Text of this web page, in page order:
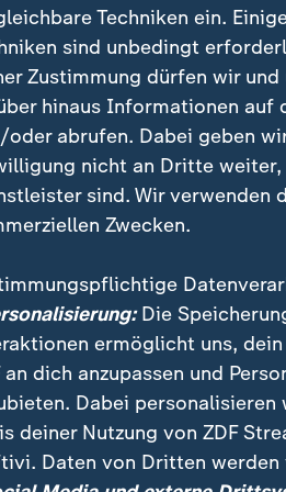
in Giengen
der größte Steiff-Teddy
170 Metern Stoff.
Techniken ein.
sind unbedingt
Zustimmung dürfen wir
hinaus Informationen auf
oder abrufen. Dabei geben
nicht an Dritte
sind. Wir verwenden
Zwecken.
Die
ermöglicht uns,
an dich anzupassen und
Dabei
deiner Nutzung von ZDF
Daten von Dritten